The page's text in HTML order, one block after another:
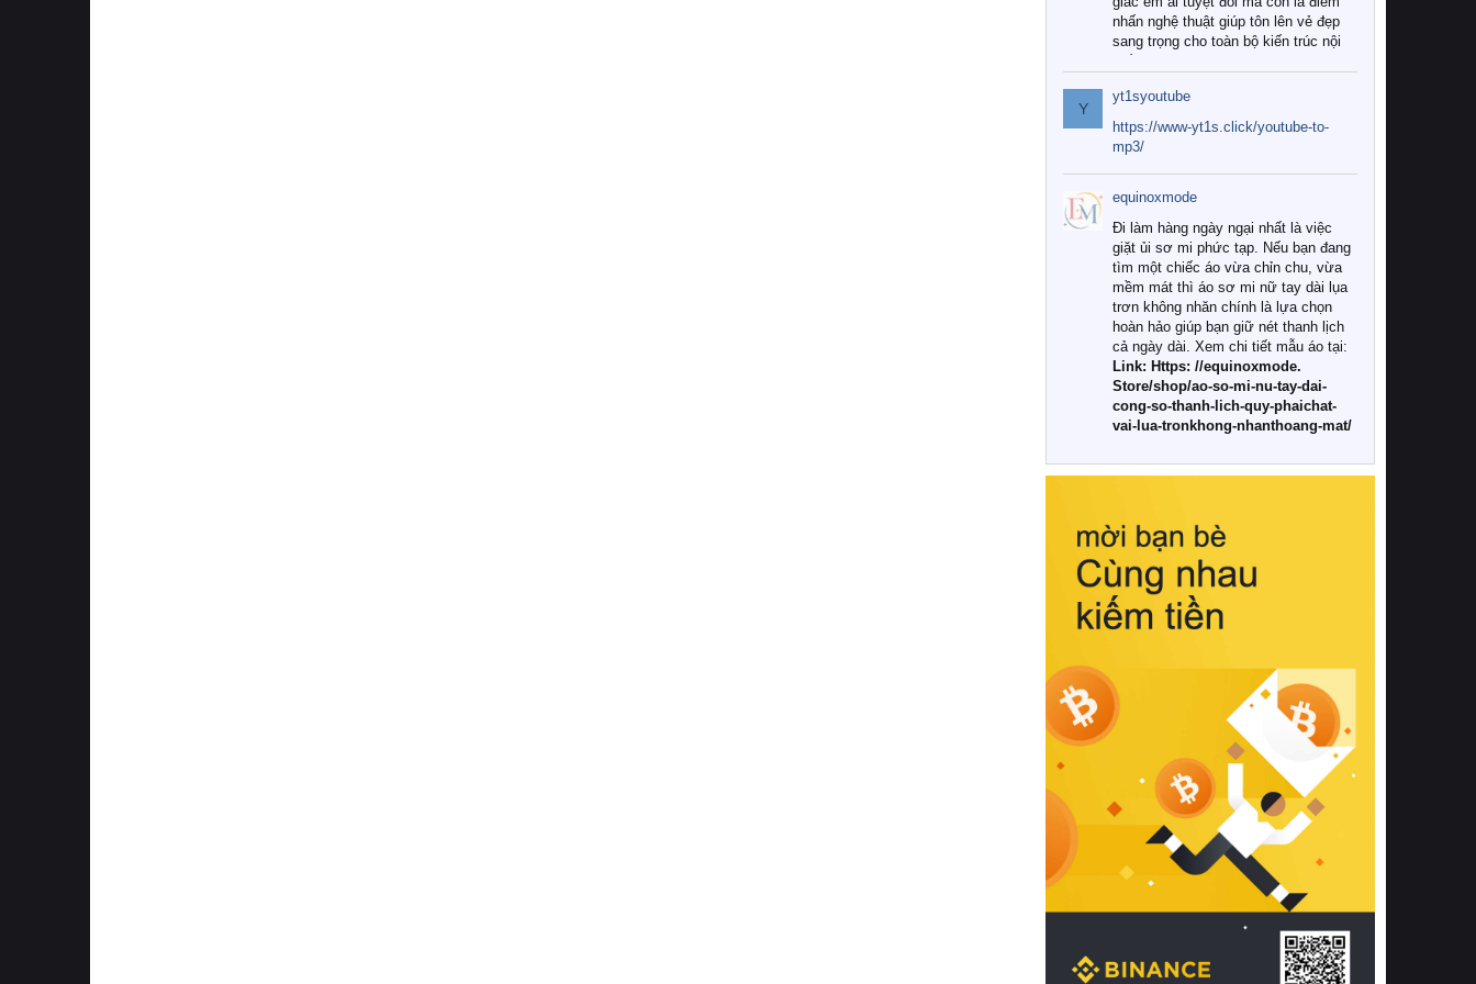
nhấn nghệ thuật giúp tôn lên vẻ đẹp
sang trọng cho toàn bộ kiến trúc nội
Tuy nhiên, giữa thị trường đa dạng
với vô vàn thương hiệu và mẫu mã
như hiện nay, làm thế nào để chọn
được những bộ chăn ga gối đệm cao
cấp thực sự chất lượng, phù hợp với
khí hậu và nhu cầu sử dụng của gia
đình? Hãy cùng chúng tôi đi tìm lời
giải đáp chi tiết qua bài viết dưới đây.
1. Tại sao các gia đình hiện đại lại ưa
chuộng chăn ga gối đệm cao cấp?
Khác với các dòng sản phẩm thông
thường, những bộ chăn ga gối đệm
cao cấp trải qua quy trình sản xuất
nghiêm ngặt từ khâu chọn lọc nguyên
liệu tự nhiên đến công nghệ dệt
nhuộm hiện đại không chứa hóa chất
này, bạn sẽ cảm nhận rõ rệt sự khác
hồi chuẩn xác của phần đệm nâng đỡ
cột sống.
Bên cạnh đó, việc lựa chọn các dòng
sản phẩm đạt chuẩn chất lượng quốc
tế còn giúp ngăn ngừa tình trạng kích
khuẩn và nấm mốc trong điều kiện
thời tiết nóng ẩm. Bạn có thể tìm hiểu
thêm các nghiên cứu khoa học về tác
động của giấc ngủ và môi trường
phòng ngủ đối với sức khỏe con
người tại Sleep Foundation (External
Link) để có cái nhìn toàn diện hơn.
2. Các tiêu chí vàng khi lựa chọn
chăn ga gối đệm cao cấp cho phòng
ngủ
Để sở hữu một bộ chăn ga gối đệm
cao cấp hoàn hảo cả về thẩm mỹ lẫn
công năng, người tiêu dùng cần cân
nhắc kỹ lưỡng các tiêu chí quan trọng
Y
yt1syoutube
https://www-yt1s.click/youtube-to-
mp3/
equinoxmode
Đi làm hàng ngày ngại nhất là việc
giặt ủi sơ mi phức tạp. Nếu bạn đang
tìm một chiếc áo vừa chỉn chu, vừa
mềm mát thì áo sơ mi nữ tay dài lụa
trơn không nhăn chính là lựa chọn
hoàn hảo giúp bạn giữ nét thanh lịch
cả ngày dài. Xem chi tiết mẫu áo tại:
Link: Https: //equinoxmode.
Store/shop/ao-so-mi-nu-tay-dai-
cong-so-thanh-lich-quy-phaichat-
vai-lua-tronkhong-nhanthoang-mat/